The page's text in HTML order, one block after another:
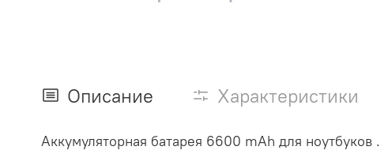
Описание Характеристики
Аккумуляторная батарея 6600 mAh для ноутбуков .